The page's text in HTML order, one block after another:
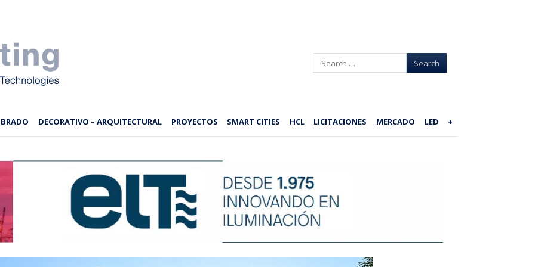
Search
DECORATIVO – ARQUITECTURAL PROYECTOS SMART CITIES HCL LICITACIONES MERCADO LED +